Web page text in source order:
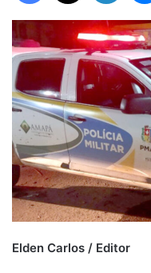
Elden Carlos / Editor